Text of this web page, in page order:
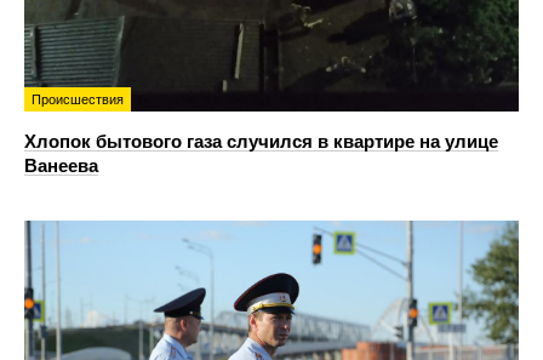
Происшествия
Хлопок бытового газа случился в квартире на улице
Ванеева